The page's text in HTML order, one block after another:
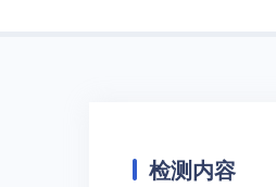
检测内容